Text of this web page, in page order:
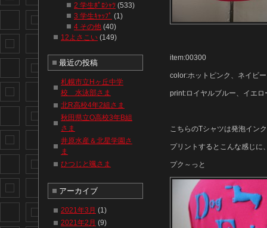
item:00300
color:ホットピンク、ネイビー
print:ロイヤルブルー、イエロ
こちらのTシャツは発泡イン
プリントするとこんな感じに
プク～っと
2 学生ﾎﾟﾛｼｬﾂ (533)
3 学生ｷｬｯﾌﾟ (1)
4 その他 (40)
12よさこい (149)
最近の投稿
札幌市立Hヶ丘中学
校 水泳部さま
北R高校4年2組さま
秋田県立O高校3年B組
さま
井原水産＆北星学園さ
ま
ひつじと颯さま
アーカイブ
2021年3月 (1)
2021年2月 (9)